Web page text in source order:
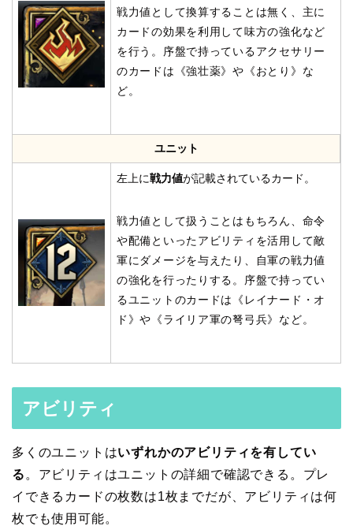
戦力値として換算することは無く、主に
カードの効果を利用して味方の強化など
を行う。序盤で持っているアクセサリー
のカードは《強壮薬》や《おとり》な
ど。
ユニット
左上に戦力値が記載されているカード。
戦力値として扱うことはもちろん、命令
や配備といったアビリティを活用して敵
軍にダメージを与えたり、自軍の戦力値
の強化を行ったりする。序盤で持ってい
るユニットのカードは《レイナード・オ
ド》や《ライリア軍の弩弓兵》など。
アビリティ
多くのユニットはいずれかのアビリティを有してい
る 。アビリティはユニットの詳細で確認できる。プレ
イできるカードの枚数は1枚までだが、アビリティは何
枚でも使用可能。